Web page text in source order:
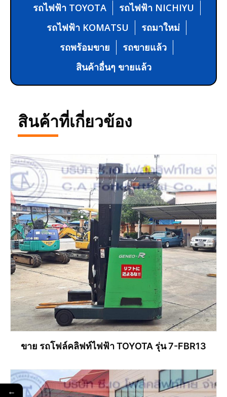
รถไฟฟ้า TOYOTA
รถไฟฟ้า NICHIYU
รถไฟฟ้า KOMATSU
รถมาใหม่
รถพร้อมขาย
รถขายแล้ว
สินค้าอื่นๆ ขายแล้ว
สินค้าที่เกี่ยวข้อง
ขาย รถโฟล์คลิฟท์ไฟฟ้า TOYOTA รุ่น 7-FBR13
อ่านเพิ่ม
←